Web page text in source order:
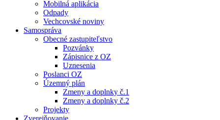
Mobilná aplikácia
Odpady
Vechcovské noviny
Samospráva
Obecné zastupiteľstvo
Pozvánky
Zápisnice z OZ
Uznesenia
Poslanci OZ
Územný plán
Zmeny a doplnky č.1
Zmeny a doplnky č.2
Projekty
Zverejňovanie